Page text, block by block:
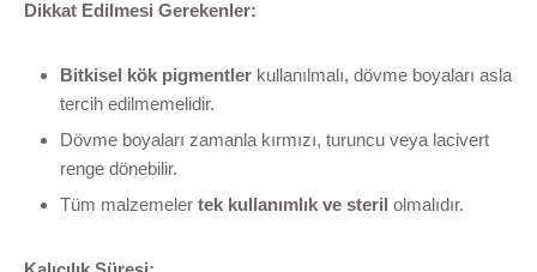
Dikkat Edilmesi Gerekenler:
Bitkisel kök pigmentler kullanılmalı, dövme boyaları asla
tercih edilmemelidir.
Dövme boyaları zamanla kırmızı, turuncu veya lacivert
renge dönebilir.
Tüm malzemeler tek kullanımlık ve steril olmalıdır.